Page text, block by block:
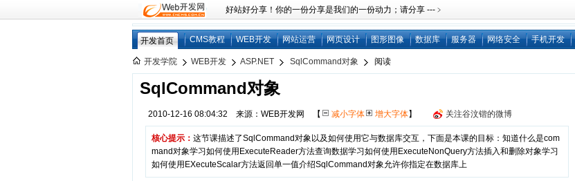
好站好分享！你的一份分享是我们的一份动力；请分享 ---﹥
开发首页 CMS教程 WEB开发 网站运营 网页设计 图形图像 数据库 服务器 网络安全 手机开发
开发学院 WEB开发 ASP.NET SqlCommand对象 阅读
SqlCommand对象
2010-12-16 08:04:32 来源：WEB开发网 【 减小字体 增大字体】 关注谷汶锴的微博
核心提示： 这节课描述了SqlCommand对象以及如何使用它与数据库交互，下面是本课的目标：知道什么是com
mand对象学习如何使用ExecuteReader方法查询数据学习如何使用ExecuteNonQuery方法插入和删除对象学习
如何使用EXecuteScalar方法返回单一值介绍SqlCommand对象允许你指定在数据库上